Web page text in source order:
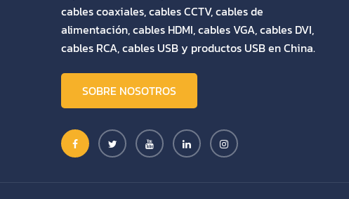
cables coaxiales, cables CCTV, cables de
alimentación, cables HDMI, cables VGA, cables DVI,
cables RCA, cables USB y productos USB en China.
SOBRE NOSOTROS